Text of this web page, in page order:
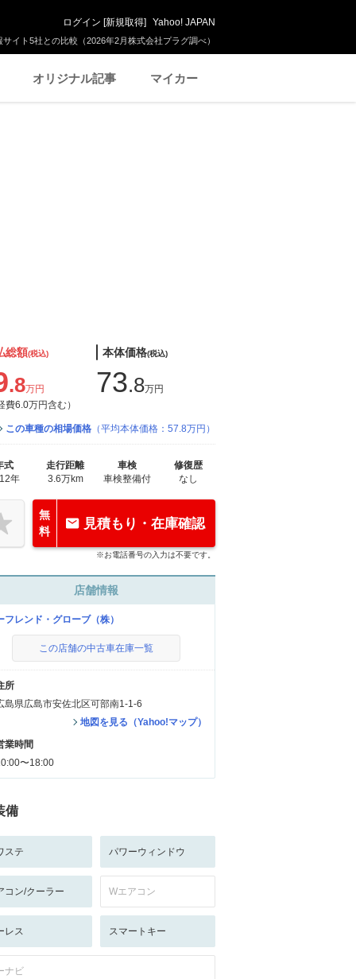
イト5社との比較（2026年2月株式会社プラグ調べ）
ログイン [新規取得] Yahoo! JAPAN
オリジナル記事 マイカー
総額(税込)
.8万円
費6.0万円含む）
本体価格(税込)
73.8万円
この車種の相場価格 （平均本体価格：57.8万円）
式
年
走行距離
3.6万km
車検
車検整備付
修復歴
なし
無
料
見積もり・在庫確認
※お電話番号の入力は不要です。
店舗情報
フレンド・グローブ（株）
この店舗の中古車在庫一覧
所
島県広島市安佐北区可部南1-1-6
地図を見る（Yahoo!マップ）
業時間
〜18:00
備
ステ パワーウィンドウ
コン/クーラー Wエアコン
レス スマートキー
ナビ